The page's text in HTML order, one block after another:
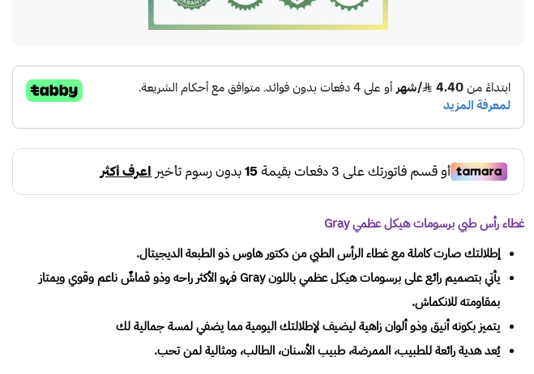
غطاء رأس طبي برسومات هيكل عظمي Gray
إطلالتك صارت كاملة مع غطاء الرأس الطبي من دكتور هاوس ذو الطبعة الديجيتال.
يأتي بتصميم رائع على برسومات هيكل عظمي باللون Gray فهو الأكثر راحه وذو قماشٌ ناعم وقوي ويمتاز
بمقاومته للانكماش.
يتميز بكونه أنيق وذو ألوان زاهية ليضيف لإطلالتك اليومية مما يضفي لمسة جمالية لك
يُعد هدية رائعة للطبيب، الممرضة، طبيب الأسنان، الطالب، ومثالية لمن تحب.